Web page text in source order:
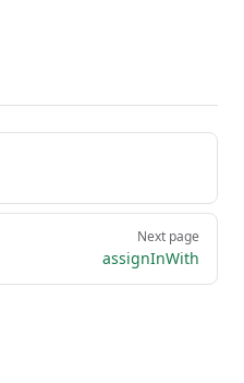
Next page
assignInWith